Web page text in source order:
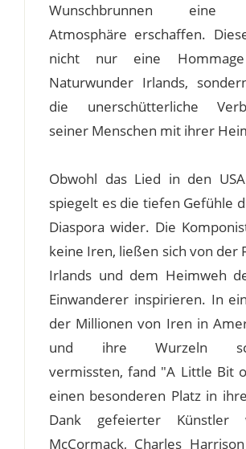
Wunschbrunnen eine
Atmosphäre erschaffen.
nicht nur eine
Naturwunder Irlands,
die unerschütterliche
seiner Menschen mit ihrer
Obwohl das Lied in den
spiegelt es die tiefen Gefühle
Diaspora wider. Die
keine Iren, ließen sich von der
Irlands und dem Heimweh
Einwanderer inspirieren. In
der Millionen von Iren in
und ihre Wurzeln
vermissten, fand "A Little Bit
einen besonderen Platz in
Dank gefeierter Künstler
McCormack, Charles